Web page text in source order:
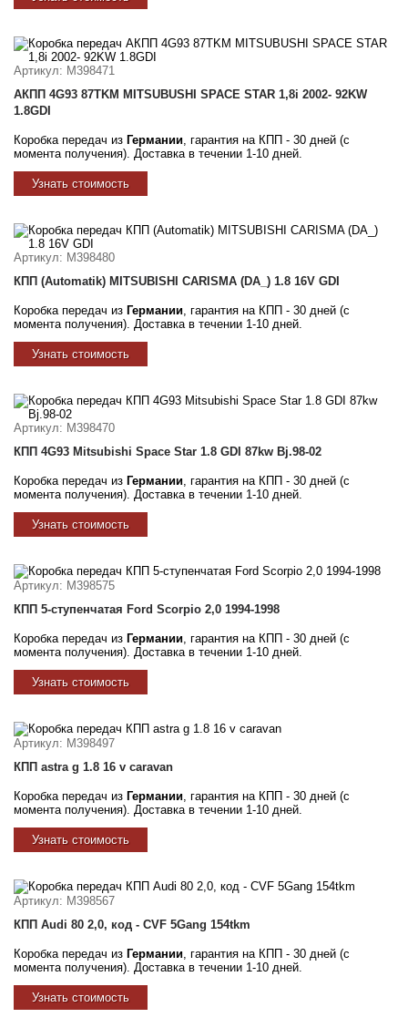
Артикул: M398471
АКПП 4G93 87TKM MITSUBUSHI SPACE STAR 1,8i 2002- 92KW
1.8GDI
Коробка передач из Германии , гарантия на КПП - 30 дней (с
момента получения). Доставка в течении 1-10 дней.
Узнать стоимость
Артикул: M398480
КПП (Automatik) MITSUBISHI CARISMA (DA_) 1.8 16V GDI
Коробка передач из Германии , гарантия на КПП - 30 дней (с
момента получения). Доставка в течении 1-10 дней.
Узнать стоимость
Артикул: M398470
КПП 4G93 Mitsubishi Space Star 1.8 GDI 87kw Bj.98-02
Коробка передач из Германии , гарантия на КПП - 30 дней (с
момента получения). Доставка в течении 1-10 дней.
Узнать стоимость
Артикул: M398575
КПП 5-ступенчатая Ford Scorpio 2,0 1994-1998
Коробка передач из Германии , гарантия на КПП - 30 дней (с
момента получения). Доставка в течении 1-10 дней.
Узнать стоимость
Артикул: M398497
КПП astra g 1.8 16 v caravan
Коробка передач из Германии , гарантия на КПП - 30 дней (с
момента получения). Доставка в течении 1-10 дней.
Узнать стоимость
Артикул: M398567
КПП Audi 80 2,0, код - CVF 5Gang 154tkm
Коробка передач из Германии , гарантия на КПП - 30 дней (с
момента получения). Доставка в течении 1-10 дней.
Узнать стоимость